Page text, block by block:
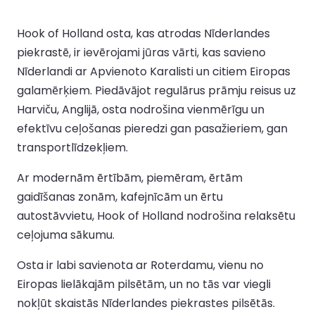
Hook of Holland osta, kas atrodas Nīderlandes
piekrastē, ir ievērojami jūras vārti, kas savieno
Nīderlandi ar Apvienoto Karalisti un citiem Eiropas
galamērķiem. Piedāvājot regulārus prāmju reisus uz
Harviču, Anglijā, osta nodrošina vienmērīgu un
efektīvu ceļošanas pieredzi gan pasažieriem, gan
transportlīdzekļiem.
Ar modernām ērtībām, piemēram, ērtām
gaidīšanas zonām, kafejnīcām un ērtu
autostāvvietu, Hook of Holland nodrošina relaksētu
ceļojuma sākumu.
Osta ir labi savienota ar Roterdamu, vienu no
Eiropas lielākajām pilsētām, un no tās var viegli
nokļūt skaistās Nīderlandes piekrastes pilsētās.